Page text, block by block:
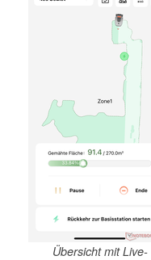
Übersicht mit Live-